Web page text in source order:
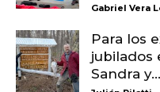
Gabriel Vera
Para los
jubilados
Sandra y...